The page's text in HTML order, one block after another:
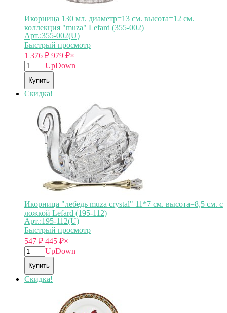
Икорница 130 мл. диаметр=13 см. высота=12 см.
коллекция "muza" Lefard (355-002)
Арт.:355-002(U)
Быстрый просмотр
1 376 ₽ 979 ₽×
UpDown
Купить
Скидка!
Икорница "лебедь muza crystal" 11*7 см. высота=8,5 см. с
ложкой Lefard (195-112)
Арт.:195-112(U)
Быстрый просмотр
547 ₽ 445 ₽×
UpDown
Купить
Скидка!